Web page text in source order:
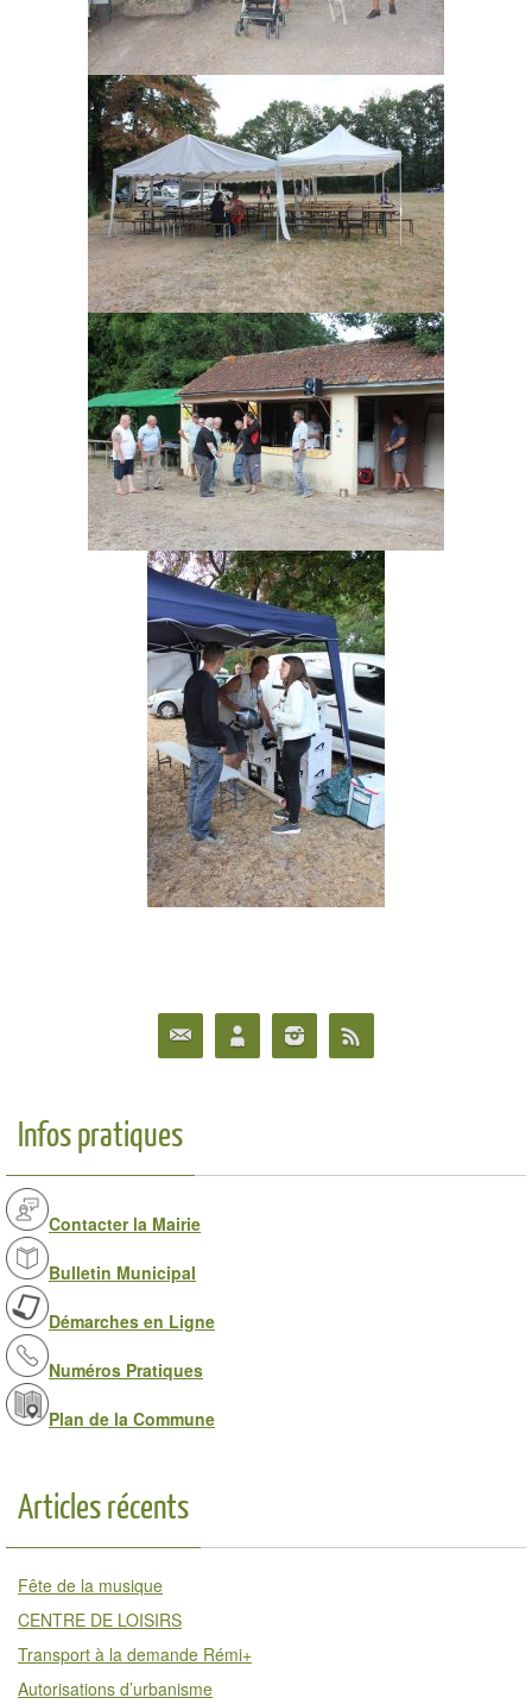
Infos pratiques
Contacter la Mairie
Bulletin Municipal
Démarches en Ligne
Numéros Pratiques
Plan de la Commune
Articles récents
Fête de la musique
CENTRE DE LOISIRS
Transport à la demande Rémi+
Autorisations d’urbanisme